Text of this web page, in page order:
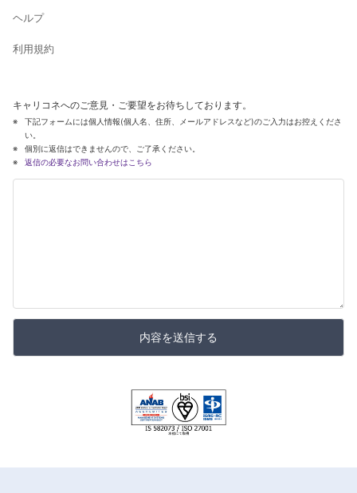
ヘルプ
利用規約
キャリコネへのご意見・ご要望をお待ちしております。
下記フォームには個人情報(個人名、住所、メールアドレスなど)のご入力はお控えくださ
い。
個別に返信はできませんので、ご了承ください。
返信の必要なお問い合わせはこちら
内容を送信する